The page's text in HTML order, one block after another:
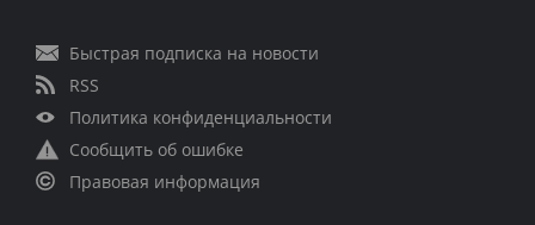
Быстрая подписка на новости
RSS
Политика конфиденциальности
Сообщить об ошибке
Правовая информация